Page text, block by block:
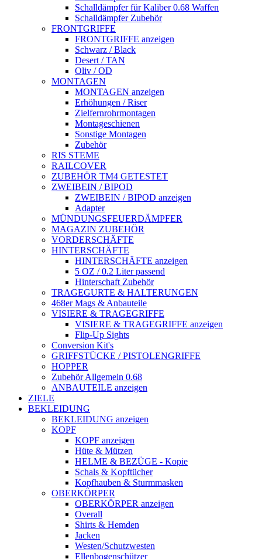
Schalldämpfer für Kaliber 0.68 Waffen
Schalldämpfer Zubehör
FRONTGRIFFE
FRONTGRIFFE anzeigen
Schwarz / Black
Desert / TAN
Oliv / OD
MONTAGEN
MONTAGEN anzeigen
Erhöhungen / Riser
Zielfernrohrmontagen
Montageschienen
Sonstige Montagen
Zubehör
RIS STEME
RAILCOVER
ZUBEHÖR TM4 GETESTET
ZWEIBEIN / BIPOD
ZWEIBEIN / BIPOD anzeigen
Adapter
MÜNDUNGSFEUERDÄMPFER
MAGAZIN ZUBEHÖR
VORDERSCHÄFTE
HINTERSCHÄFTE
HINTERSCHÄFTE anzeigen
5 OZ / 0.2 Liter passend
Hinterschaft Zubehör
TRAGEGURTE & HALTERUNGEN
468er Mags & Anbauteile
VISIERE & TRAGEGRIFFE
VISIERE & TRAGEGRIFFE anzeigen
Flip-Up Sights
Conversion Kit's
GRIFFSTÜCKE / PISTOLENGRIFFE
HOPPER
Zubehör Allgemein 0.68
ANBAUTEILE anzeigen
ZIELE
BEKLEIDUNG
BEKLEIDUNG anzeigen
KOPF
KOPF anzeigen
Hüte & Mützen
HELME & BEZÜGE - Kopie
Schals & Kopftücher
Kopfhauben & Sturmmasken
OBERKÖRPER
OBERKÖRPER anzeigen
Overall
Shirts & Hemden
Jacken
Westen/Schutzwesten
Ellenbogenschützer